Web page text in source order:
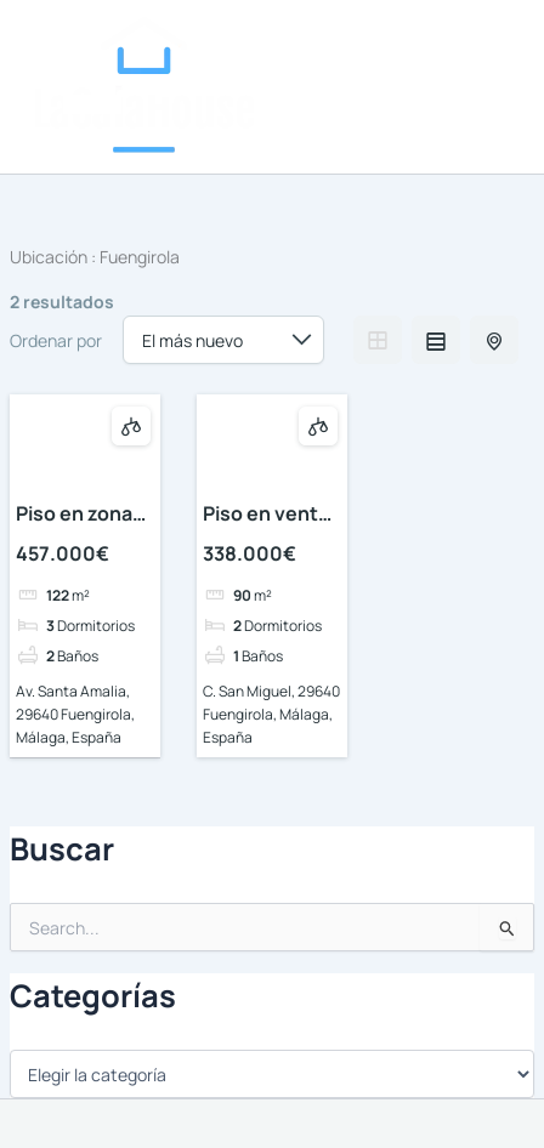
Ubicación : Fuengirola
2 resultados
Ordenar por
Piso en zona
Miramar
457.000€
122m²
3Dormitorios
2Baños
Av. Santa Amalia,
29640 Fuengirola,
Málaga, España
Piso en venta
en el Miramar
338.000€
90m²
2Dormitorios
1Baños
C. San Miguel, 29640
Fuengirola, Málaga,
España
Buscar
Buscar
por:
Categorías